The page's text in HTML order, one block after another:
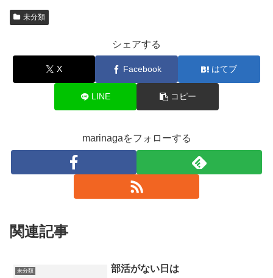
未分類
シェアする
X Facebook はてブ
LINE コピー
marinagaをフォローする
関連記事
未分類 部活がない日は